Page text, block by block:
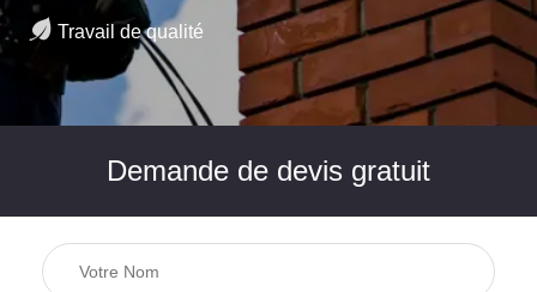
Travail de qualité
Demande de devis gratuit